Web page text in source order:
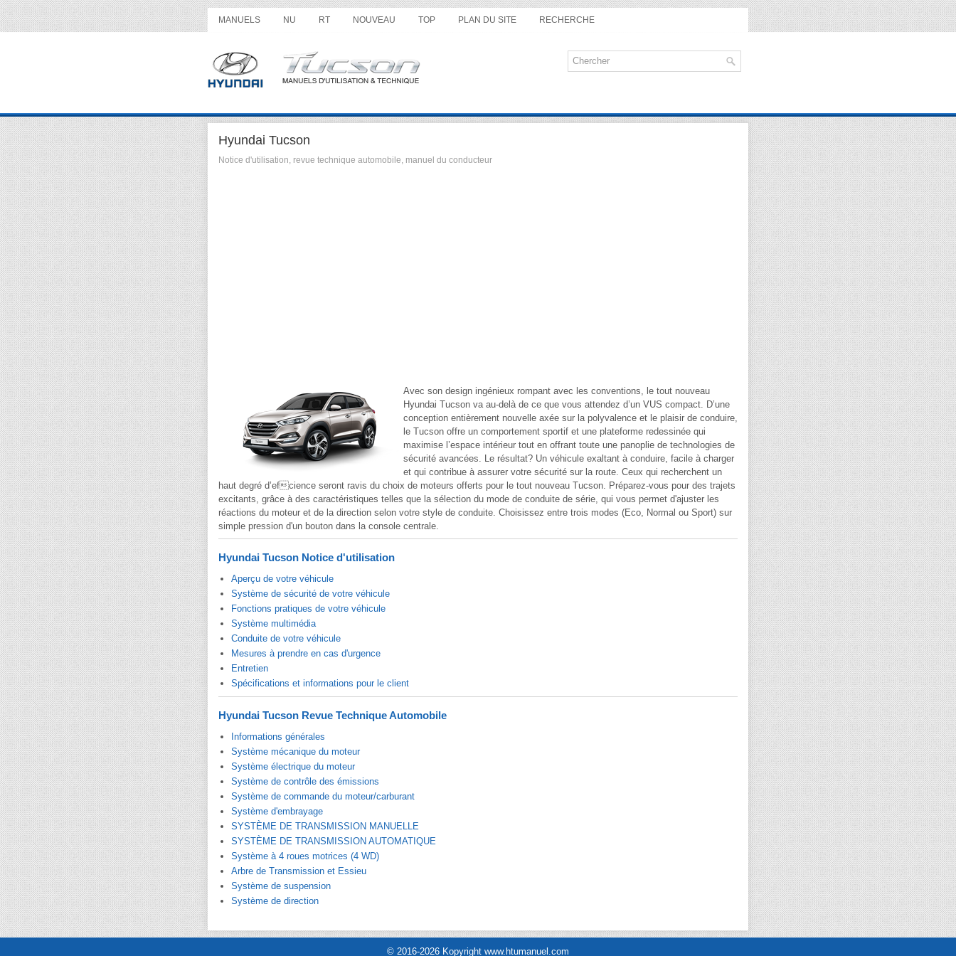
MANUELS NU RT NOUVEAU TOP PLAN DU SITE RECHERCHE
Hyundai Tucson
Notice d'utilisation, revue technique automobile, manuel du conducteur
Avec son design ingénieux rompant avec les conventions, le tout nouveau
Hyundai Tucson va au-delà de ce que vous attendez d’un VUS compact. D’une
conception entièrement nouvelle axée sur la polyvalence et le plaisir de conduire,
le Tucson offre un comportement sportif et une plateforme redessinée qui
maximise l’espace intérieur tout en offrant toute une panoplie de technologies de
sécurité avancées. Le résultat? Un véhicule exaltant à conduire, facile à charger
et qui contribue à assurer votre sécurité sur la route. Ceux qui recherchent un
haut degré d’efcience seront ravis du choix de moteurs offerts pour le tout nouveau Tucson. Préparez-vous pour des trajets
excitants, grâce à des caractéristiques telles que la sélection du mode de conduite de série, qui vous permet d'ajuster les
réactions du moteur et de la direction selon votre style de conduite. Choisissez entre trois modes (Eco, Normal ou Sport) sur
simple pression d'un bouton dans la console centrale.
Hyundai Tucson Notice d'utilisation
Aperçu de votre véhicule
Système de sécurité de votre véhicule
Fonctions pratiques de votre véhicule
Système multimédia
Conduite de votre véhicule
Mesures à prendre en cas d'urgence
Entretien
Spécifications et informations pour le client
Hyundai Tucson Revue Technique Automobile
Informations générales
Système mécanique du moteur
Système électrique du moteur
Système de contrôle des émissions
Système de commande du moteur/carburant
Système d'embrayage
SYSTÈME DE TRANSMISSION MANUELLE
SYSTÈME DE TRANSMISSION AUTOMATIQUE
Système à 4 roues motrices (4 WD)
Arbre de Transmission et Essieu
Système de suspension
Système de direction
© 2016-2026 Kopyright www.htumanuel.com